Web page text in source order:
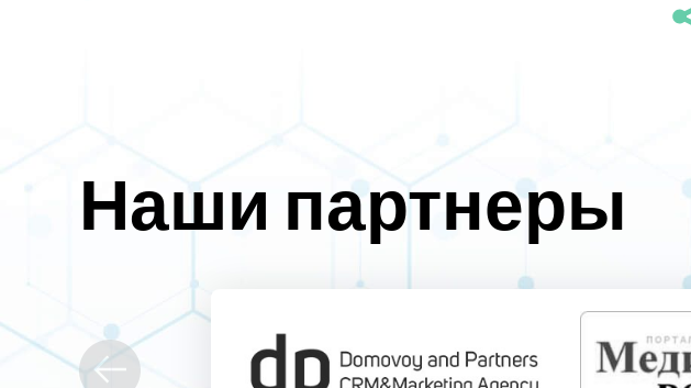
Наши партнеры